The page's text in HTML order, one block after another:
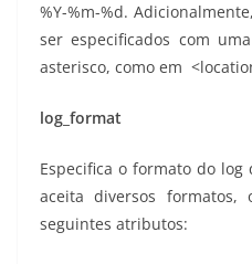
%Y-%m-%d.
ser especificados com
asterisco, como em
log_format
Especifica o formato do
aceita diversos
seguintes atributos: